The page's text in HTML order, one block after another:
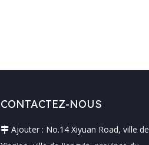
CONTACTEZ-NOUS
 Ajouter : No.14 Xiyuan Road, ville de